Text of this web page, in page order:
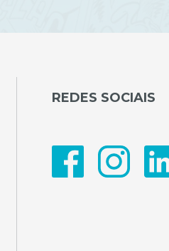
REDES SOCIAIS